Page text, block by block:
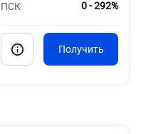
ПСК 0 - 292%